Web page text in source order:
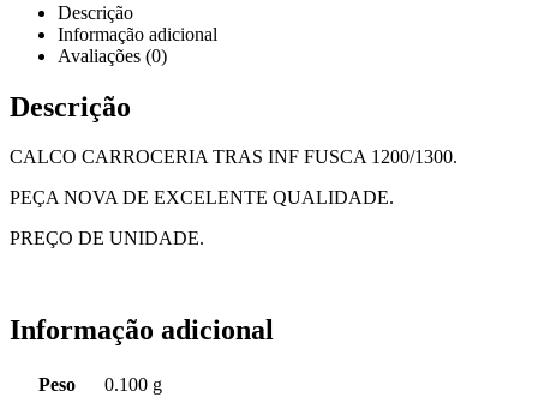
Descrição
Informação adicional
Avaliações (0)
Descrição
CALCO CARROCERIA TRAS INF FUSCA 1200/1300.
PEÇA NOVA DE EXCELENTE QUALIDADE.
PREÇO DE UNIDADE.
Informação adicional
Peso
0.100 g